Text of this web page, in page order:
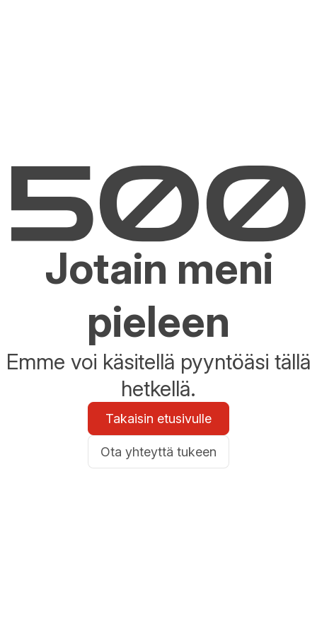
Jotain meni
pieleen
Emme voi käsitellä pyyntöäsi tällä
hetkellä.
Takaisin etusivulle
Ota yhteyttä tukeen